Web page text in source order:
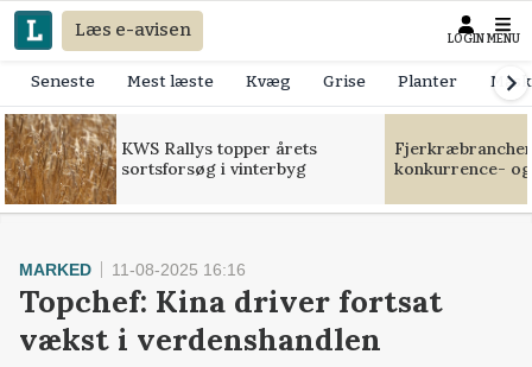
Læs e-avisen LOGIN MENU
Seneste Mest læste Kvæg Grise Planter
KWS Rallys topper årets
sortsforsøg i vinterbyg
konkurrence-
MARKED 11-08-2025 16:16
Topchef: Kina driver fortsat
vækst i verdenshandlen